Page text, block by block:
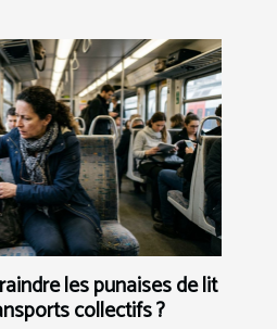
les punaises de lit
collectifs ?